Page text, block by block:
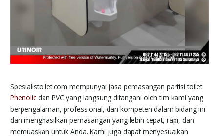
Spesialistoilet.com mempunyai jasa pemasangan partisi toilet
Phenolic dan PVC yang langsung ditangani oleh tim kami yang
berpengalaman, professional, dan kompeten dalam bidang ini
dan menghasilkan pemasangan yang lebih cepat, rapi, dan
memuaskan untuk Anda. Kami juga dapat menyesuaikan